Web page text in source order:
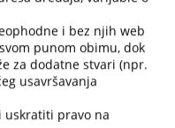
) i
na osnovu tog
i namještenika
primjenjuju se, u
radu i kolektivni
i bez njih web
punom obimu, dok
za dodatne stvari (npr.
usavršavanja
uskratiti pravo na